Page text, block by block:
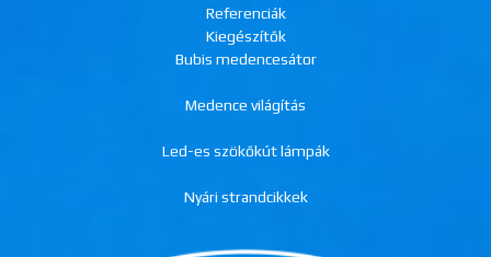
Referenciák
Kiegészítők
Bubis medencesátor
Medence világítás
Led-es szökőkút lámpák
Nyári strandcikkek